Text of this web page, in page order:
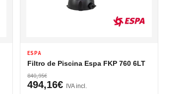
ESPA
Filtro de Piscina Espa FKP 760 6LT
840,95€
494,16€ IVA incl.